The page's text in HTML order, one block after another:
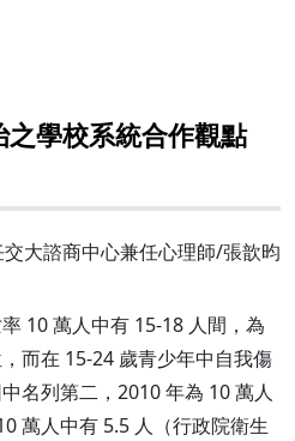
學校系統合作觀點
交大諮商中心兼任心理師/張歆昀
10 萬人中有 15-18 人間，為
而在 15-24 歲青少年中自我傷
名列第二，2010 年為 10 萬人
萬人中有 5.5 人（行政院衛生